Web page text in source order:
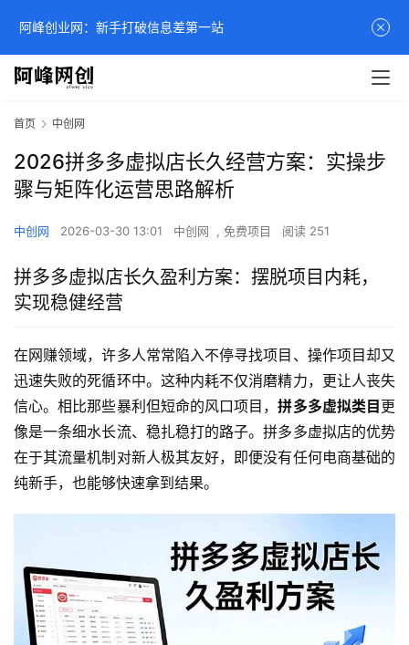
首页 中创网
2026拼多多虚拟店长久经营方案：实操步
骤与矩阵化运营思路解析
中创网 2026-03-30 13:01 中创网 , 免费项目 阅读 251
拼多多虚拟店长久盈利方案：摆脱项目内耗，
实现稳健经营
在网赚领域，许多人常常陷入不停寻找项目、操作项目却又
迅速失败的死循环中。这种内耗不仅消磨精力，更让人丧失
信心。相比那些暴利但短命的风口项目，拼多多虚拟类目 更
像是一条细水长流、稳扎稳打的路子。拼多多虚拟店的优势
在于其流量机制对新人极其友好，即便没有任何电商基础的
纯新手，也能够快速拿到结果。
阿峰创业网：新手打破信息差第一站